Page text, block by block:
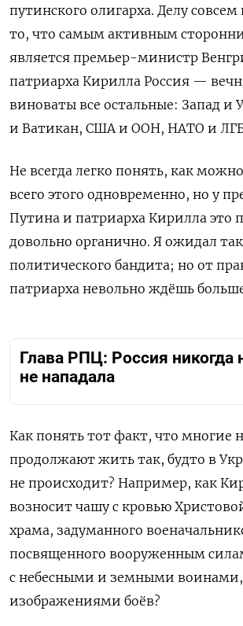
путинского олигарха. Делу
то, что самым активным
является премьер-министр
патриарха Кирилла Россия —
виноваты все остальные: Запад и
и Ватикан, США и ООН, НАТО и
Не всегда легко понять, как
всего этого одновременно, но у
Путина и патриарха Кирилла это
довольно органично. Я ожидал
политического бандита; но от
патриарха невольно ждёшь
Глава РПЦ: Россия никогда
не нападала
Как понять тот факт, что многие
продолжают жить так, будто в
не происходит? Например, как
возносит чашу с кровью
храма, задуманного
посвященного вооруженным
с небесными и земными воинами,
изображениями боёв?